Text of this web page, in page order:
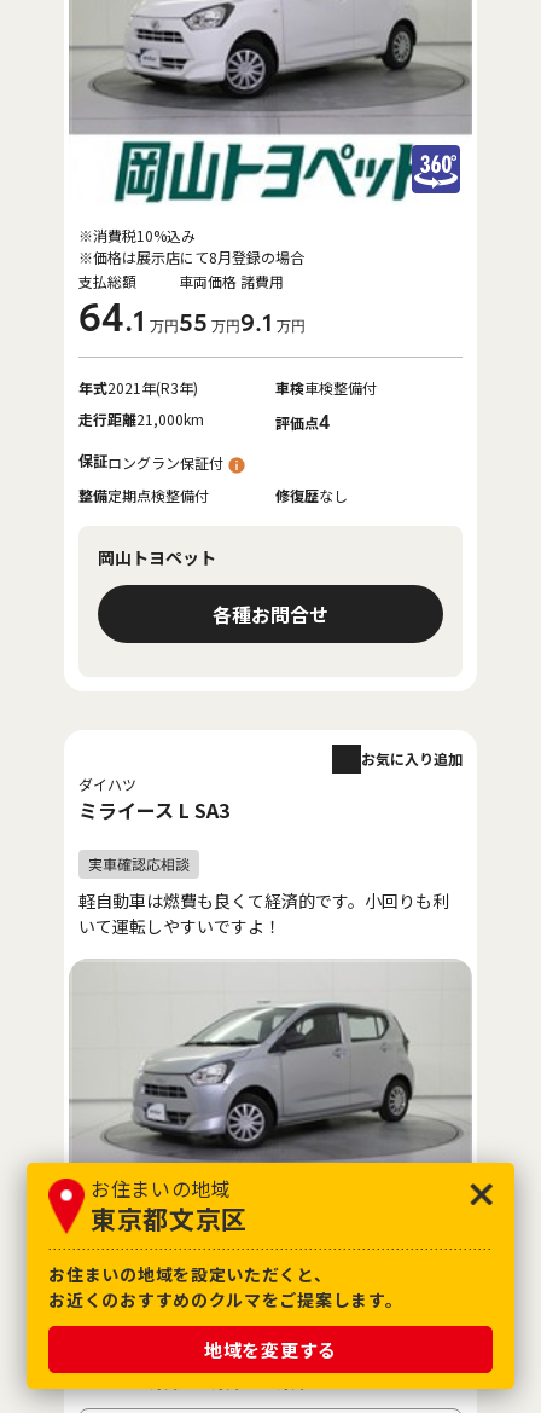
お住まいの地域
東京都文京区
お住まいの地域を設定いただくと、
お近くのおすすめのクルマをご提案します。
地域を変更する
支払総額
64.1 万円
車両価格
55 万円
諸費用
9.1 万円
※消費税10%込み
※価格は展示店にて8月登録の場合
年式2021年(R3年) 車検車検整備付
走行距離21,000km 評価点4
保証ロングラン保証付
整備定期点検整備付 修復歴なし
岡山トヨペット
各種お問合せ
ダイハツ
ミライース L SA3
お気に入り追加
軽自動車は燃費も良くて経済的です。小回りも利
いて運転しやすいですよ！
59.1
車両価格
50
諸費用
9.1
※消費税10%込み
※価格は展示店にて8月登録の場合